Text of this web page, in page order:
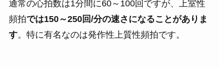
通常の心拍数は1分間に60～100回ですが、上室性
頻拍では150～250回/分の速さになることがありま
す。特に有名なのは発作性上質性頻拍です。